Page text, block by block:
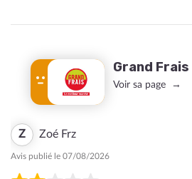
Grand Frais
Voir sa page
Z Zoé Frz
Avis publié le 07/08/2026